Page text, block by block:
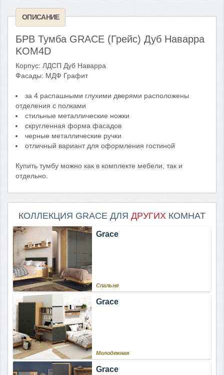
ОПИСАНИЕ
БРВ Тумба GRACE (Грейс) Дуб Наварра
KOM4D
Корпус: ЛДСП Дуб Наварра
Фасады: МДФ Графит
за 4 распашными глухими дверями расположены
отделения с полками
стильные металлические ножки
скругленная форма фасадов
черные металлические ручки
отличный вариант для оформления гостиной
Купить тумбу можно как в комплекте мебели, так и
отдельно.
КОЛЛЕКЦИЯ GRACE ДЛЯ ДРУГИХ КОМНАТ
Grace
Спальня
Grace
Молодежная
Grace